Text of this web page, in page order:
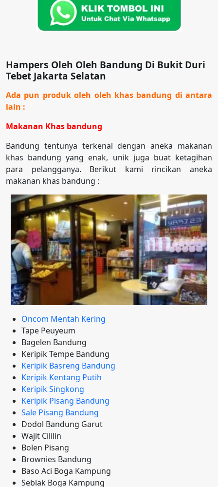
Hampers Oleh Oleh Bandung Di Bukit Duri
Tebet Jakarta Selatan
Ada pun produk oleh oleh khas bandung di antara
lain :
Makanan Khas bandung
Bandung tentunya terkenal dengan aneka makanan
khas bandung yang enak, unik juga buat ketagihan
para pelangganya. Berikut kami rincikan aneka
makanan khas bandung :
Oncom Mentah Kering
Tape Peuyeum
Bagelen Bandung
Keripik Tempe Bandung
Keripik Basreng Bandung
Keripik Kentang Putih
Keripik Singkong
Keripik Pisang Bandung
Sale Pisang Bandung
Dodol Bandung Garut
Wajit Cililin
Bolen Pisang
Brownies Bandung
Baso Aci Boga Kampung
Seblak Boga Kampung